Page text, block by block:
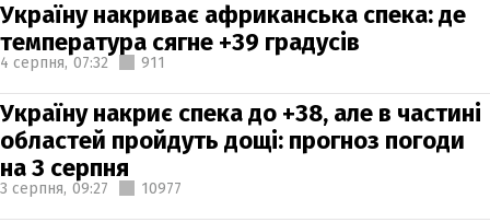
Україну накриває африканська спека: де
температура сягне +39 градусів
4 серпня, 07:32 911
Україну накриє спека до +38, але в частині
областей пройдуть дощі: прогноз погоди
на 3 серпня
3 серпня, 09:27 10977